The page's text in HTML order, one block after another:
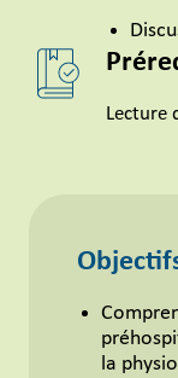
Lecture
la